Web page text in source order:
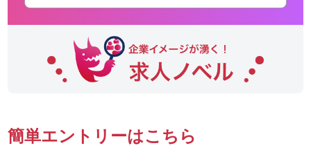
簡単エントリーはこちら